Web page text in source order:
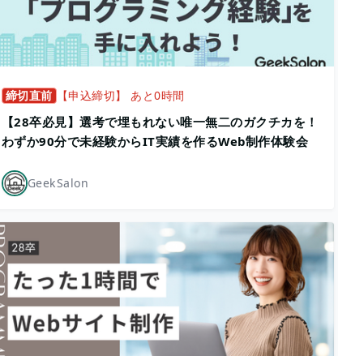
締切直前 【申込締切】 あと0時間
【28卒必見】選考で埋もれない唯一無二のガクチカを！
わずか90分で未経験からIT実績を作るWeb制作体験会
GeekSalon